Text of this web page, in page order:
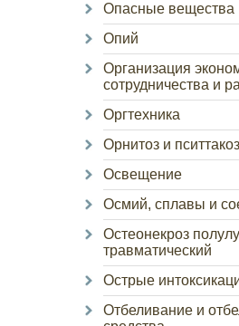
Опасные вещества
Опий
Организация
сотрудничества и
Оргтехника
Орнитоз и пситтакоз
Освещение
Осмий, сплавы и
Остеонекроз
травматический
Острые
Отбеливание и